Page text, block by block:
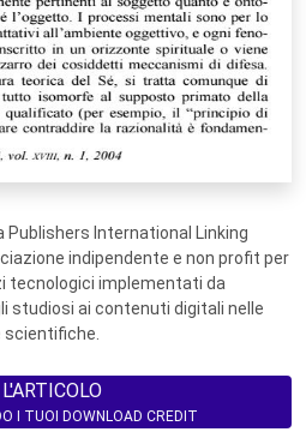
Publishers International Linking
indipendente e non profit per
tecnologici implementati da
studiosi ai contenuti digitali nelle
I TUOI DOWNLOAD CREDIT